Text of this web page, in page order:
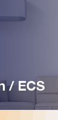
/ ECS